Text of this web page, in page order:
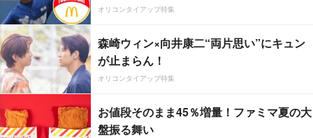
オリコンタイアップ特集
森崎ウィン×向井康二“両片思い”にキュン
が止まらん！
オリコンタイアップ特集
お値段そのまま45％増量！ファミマ夏の大
盤振る舞い